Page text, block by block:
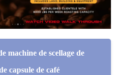
machine de scellage de
capsule de café